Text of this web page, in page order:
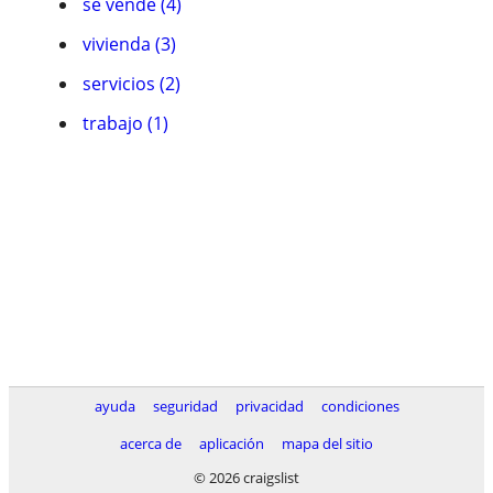
vivienda (3)
servicios (2)
trabajo (1)
ayuda seguridad privacidad
condiciones
acerca de
aplicación
mapa del sitio
© 2026 craigslist